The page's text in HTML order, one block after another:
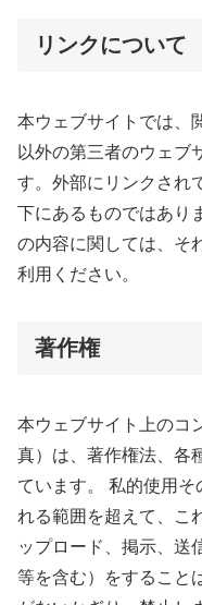
リンクについて
本ウェブサイトでは、
以外の第三者のウェブ
す。外部にリンクされ
下にあるものではあり
の内容に関しては、そ
利用ください。
著作権
本ウェブサイト上のコ
真）は、著作権法、各
ています。 私的使用
れる範囲を超えて、こ
ップロード、掲示、送
等を含む）をすること